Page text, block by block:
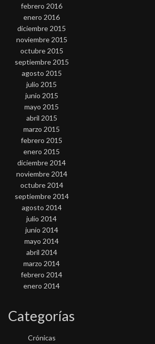
febrero 2016
enero 2016
diciembre 2015
noviembre 2015
octubre 2015
septiembre 2015
agosto 2015
julio 2015
junio 2015
mayo 2015
abril 2015
marzo 2015
febrero 2015
enero 2015
diciembre 2014
noviembre 2014
octubre 2014
septiembre 2014
agosto 2014
julio 2014
junio 2014
mayo 2014
abril 2014
marzo 2014
febrero 2014
enero 2014
Categorías
Crónicas